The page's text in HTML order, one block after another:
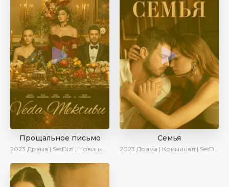
Прощальное письмо
2023 Драма | SesDizi | Новинки | Сериалы 2023
Семья
2023 Драма | Криминал | SesDizi | Ирина Котова | AveTurk | Сериалы 2023